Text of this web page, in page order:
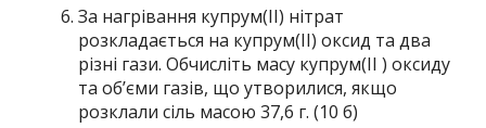
За нагрівання купрум(ІІ) нітрат
розкладається на купрум(ІІ) оксид та два
різні гази. Обчисліть масу купрум(ІІ ) оксиду
та об’єми газів, що утворилися, якщо
розклали сіль масою 37,6 г. (10 б)